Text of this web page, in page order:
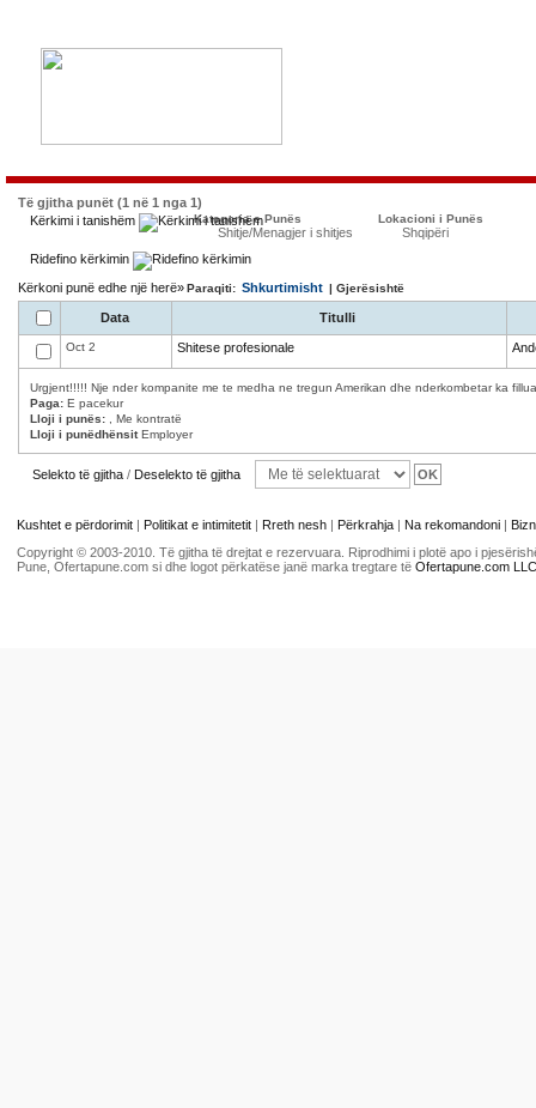
Të gjitha punët (1 në 1 nga 1)
Kërkimi i tanishëm
Kategoria e Punës
Shitje/Menagjer i shitjes
Lokacioni i Punës
Shqipëri
Ridefino kërkimin
Kërkoni punë edhe një herë»Paraqiti: Shkurtimisht | Gjerësishtë
Data Titulli
Oct 2 Shitese profesionale
Urgjent!!!!! Nje nder kompanite me te medha ne tregun Amerikan dhe nderkombetar ka
Paga: E pacekur
Lloji i punës: , Me kontratë
Lloji i punëdhënsitEmployer
Selekto të gjitha / Deselekto të gjitha
Kushtet e përdorimit | Politikat e intimitetit | Rreth nesh | Përkrahja | Na rekomandoni |
Copyright © 2003-2010. Të gjitha të drejtat e rezervuara. Riprodhimi i plotë apo i
Pune, Ofertapune.com si dhe logot përkatëse janë marka tregtare të Ofertapune.com LLC